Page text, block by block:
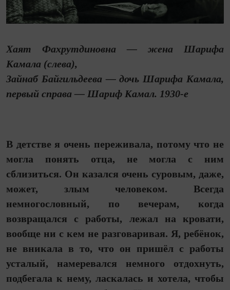
Хаят Фахрутдиновна — жена Шарифа
Камала (слева),
Зайнаб Байгильдеева — дочь Шарифа Камала,
первый справа — Шариф Камал. 1930-е
В детстве я очень переживала, потому что не
могла понять отца, не могла с ним
сблизиться. Он казался очень суровым, даже,
может, злым человеком. Всегда
немногословный, по вечерам, когда
возвращался с работы, лежал на кровати,
вообще ни с кем не разговаривая. Я, ребёнок,
не вникала в то, что он пришёл с работы
усталый, намеревался немного отдохнуть,
подбегала к нему, ласкалась и хотела, чтобы